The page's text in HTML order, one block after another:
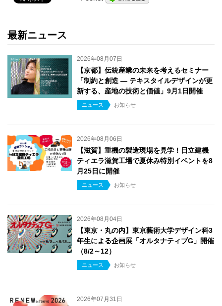
最新ニュース
2026年08月07日
【京都】伝統産業の未来を考えるセミナー
「制約と創造 ― テキスタイルデザインが更
新する、産地の技術と価値」9月1日開催
ニュース お知らせ
2026年08月06日
【滋賀】重機の製造現場を見学！日立建機
ティエラ滋賀工場で夏休み特別イベントを8
月25日に開催
ニュース お知らせ
2026年08月04日
【東京・丸の内】東京藝術大学デザイン科3
年生による企画展「オルタナティブG」開催
（8/2～12）
ニュース お知らせ
2026年07月31日